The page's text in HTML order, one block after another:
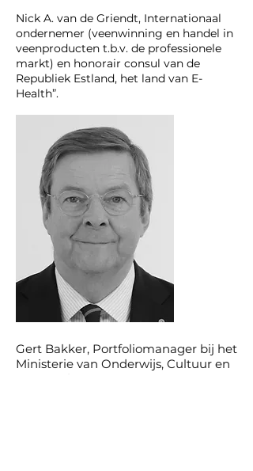
Nick A. van de Griendt, Internationaal
ondernemer (veenwinning en handel in
veenproducten t.b.v. de professionele
markt) en honorair consul van de
Republiek Estland, het land van E-
Health”.
Gert Bakker, Portfoliomanager bij het
Ministerie van Onderwijs, Cultuur en